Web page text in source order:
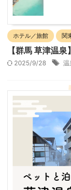
ホテル／旅館 関
【群馬 草津温
2025/9/28 温